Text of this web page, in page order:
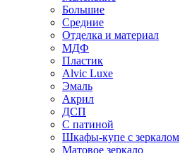
Большие
Средние
Отделка и материал
МДФ
Пластик
Alvic Luxe
Эмаль
Акрил
ДСП
С патиной
Шкафы-купе с зеркалом
Матовое зеркало